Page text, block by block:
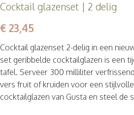
Cocktail glazenset | 2 delig
€ 23,45
Cocktail glazenset 2-delig in een
set geribbelde cocktailglazen is een
tafel. Serveer 300 milliliter
vers fruit of kruiden voor een
cocktailglazen van Gusta en steel de